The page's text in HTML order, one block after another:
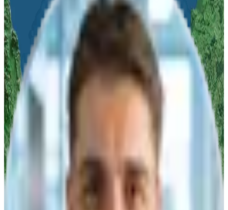
Vor-Ort Terminoder
Online Demo
Anwendungsorientierte
Systemauswahl
Ihr
persönlicher Ansprechpartnerbei algona
Woran sind Sie interessiert?
Produktberatung
Produktvorführung
Infomaterial
Angebot
Titel
Vorname
Nachname